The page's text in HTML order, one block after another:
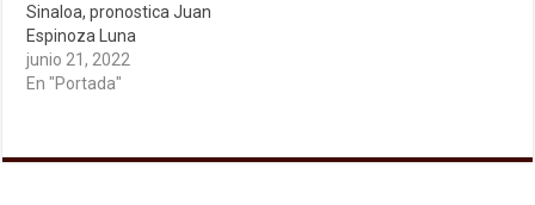
Sinaloa, pronostica Juan
Espinoza Luna
junio 21, 2022
En "Portada"